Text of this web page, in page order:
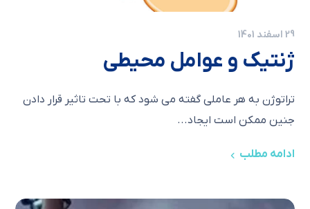
29 اسفند 1401
ژنتیک و عوامل محیطی
تراتوژن به هر عاملی گفته می شود که با تحت تاثیر قرار دادن
جنین ممکن است ایجاد...
ادامه مطلب